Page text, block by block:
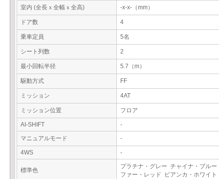
室内 (全長ｘ全幅ｘ全高) -x-x-（mm）
ドア数 4
乗車定員 5名
シート列数 2
最小回転半径 5.7（m）
駆動方式 FF
ミッション 4AT
ミッション位置 フロア
AI-SHIFT
-
マニュアルモード
-
4WS -
標準色
プラチナ・グレー チャイナ・ブル
ファー・レッド ビアンカ・ホワイ